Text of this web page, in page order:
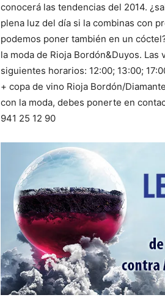
conocerá las tendencias del 2014.
plena luz del día si la combinas con
podemos poner también en un
la moda de Rioja Bordón&Duyos.
siguientes horarios: 12:00; 13:00;
+ copa de vino Rioja Bordón/
con la moda, debes ponerte en
941 25 12 90